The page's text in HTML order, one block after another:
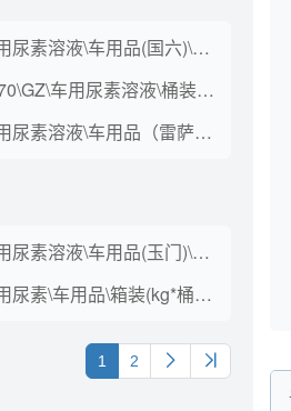
车用尿素溶液\车用品(国六)\桶装(kg)\10
4070\GZ\车用尿素溶液\桶装（kg）\200
车用尿素溶液\车用品（雷萨)\桶装(kg)\200
车用尿素溶液\车用品(玉门)\散装
车用尿素\车用品\箱装(kg*桶)\10*2
1 2